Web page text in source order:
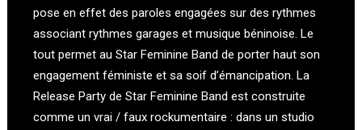
pose en effet des paroles engagées sur des rythmes
associant rythmes garages et musique béninoise. Le
tout permet au Star Feminine Band de porter haut son
engagement féministe et sa soif d’émancipation. La
Release Party de Star Feminine Band est construite
comme un vrai / faux rockumentaire : dans un studio